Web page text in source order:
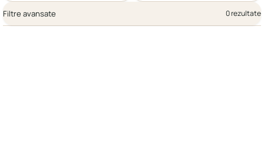
Filtre avansate 0 rezultate